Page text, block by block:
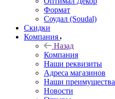
Формат
Соудал (Soudal)
Скидки
Компания
Назад
Компания
Наши реквизиты
Адреса магазинов
Наши преимущества
Новости